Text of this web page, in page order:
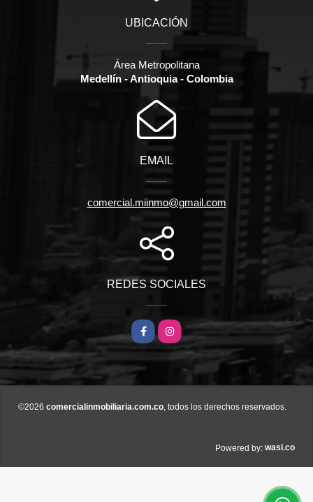
UBICACIÓN
Área Metropolitana
Medellín - Antioquia - Colombia
EMAIL
comercial.miinmo@gmail.com
REDES SOCIALES
FacebookInstagram
©2026 comercialinmobiliaria.com.co, todos los derechos reservados.
Powered by: wasi.co